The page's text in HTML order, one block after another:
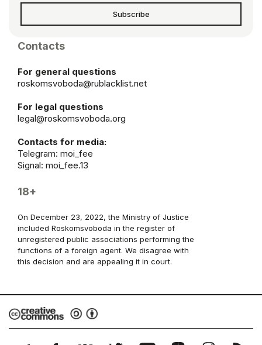
Subscribe
Contacts
For general questions
roskomsvoboda@rublacklist.net
For legal questions
legal@roskomsvoboda.org
Contacts for media:
Telegram: moi_fee
Signal: moi_fee.13
18+
On December 23, 2022, the Ministry of Justice
included Roskomsvoboda in the register of
unregistered public associations performing the
functions of a foreign agent. We disagree with
this decision and are appealing it in court.